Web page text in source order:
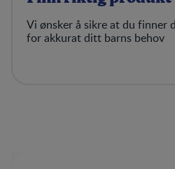
Vi ønsker å sikre at du finner
for akkurat ditt barns behov